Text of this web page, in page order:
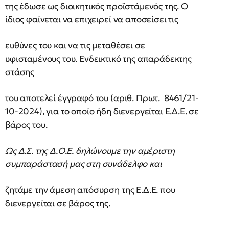
της έδωσε ως διοικητικός προϊστάμενός της. Ο
ίδιος φαίνεται να επιχειρεί να αποσείσει τις
ευθύνες του και να τις μεταθέσει σε
υφισταμένους του. Ενδεικτικό της απαράδεκτης
στάσης
του αποτελεί έγγραφό του (αριθ. Πρωτ. 8461/21-
10-2024), για το οποίο ήδη διενεργείται Ε.Δ.Ε. σε
βάρος του.
Ως Δ.Σ. της Δ.Ο.Ε. δηλώνουμε την αμέριστη
συμπαράστασή μας στη συνάδελφο και
ζητάμε την άμεση απόσυρση της Ε.Δ.Ε. που
διενεργείται σε βάρος της.